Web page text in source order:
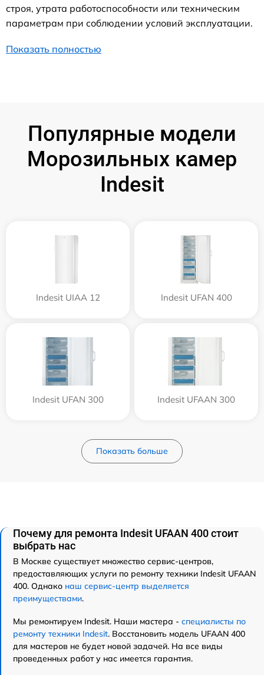
строя, утрата работоспособности или техническим
параметрам при соблюдении условий эксплуатации.
Показать полностью
Популярные модели
Морозильных камер
Indesit
Indesit UIAA 12 Indesit UFAN 400
Indesit UFAN 300 Indesit UFAAN 300
Показать больше
Почему для ремонта Indesit UFAAN 400 стоит
выбрать нас
В Москве существует множество сервис-центров,
предоставляющих услуги по ремонту техники Indesit UFAAN
400. Однако наш сервис-центр выделяется
преимуществами.
Мы ремонтируем Indesit. Наши мастера - специалисты по
ремонту техники Indesit. Восстановить модель UFAAN 400
для мастеров не будет новой задачей. На все виды
проведенных работ у нас имеется гарантия.